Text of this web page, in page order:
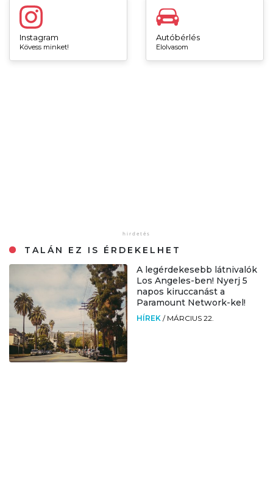
Instagram
Kövess minket!
Autóbérlés
Elolvasom
TALÁN EZ IS ÉRDEKELHET
A legérdekesebb látnivalók
Los Angeles-ben! Nyerj 5
napos kiruccanást a
Paramount Network-kel!
HÍREK / MÁRCIUS 22.